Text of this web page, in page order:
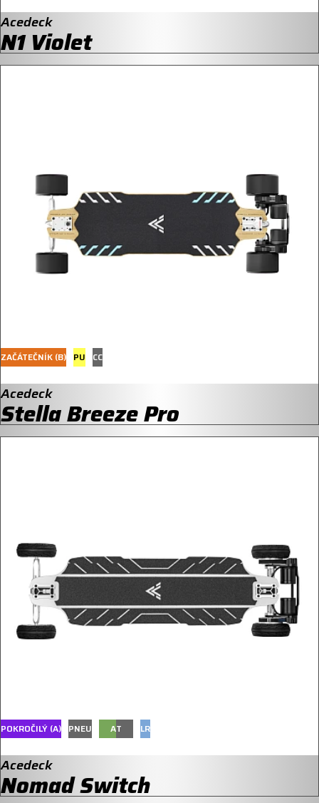
Acedeck
N1 Violet
Acedeck
Stella Breeze Pro
ZAČÁTEČNÍK (B) PU CC
Acedeck
Nomad Switch
POKROČILÝ (A) PNEU AT LR